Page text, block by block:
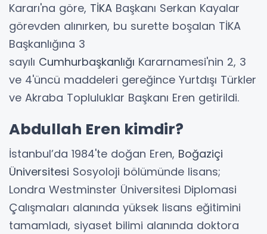
Kararı'na göre, TİKA Başkanı Serkan Kayalar
görevden alınırken, bu surette boşalan TİKA
Başkanlığına 3
sayılı Cumhurbaşkanlığı Kararnamesi'nin 2, 3
ve 4'üncü maddeleri gereğince Yurtdışı Türkler
ve Akraba Topluluklar Başkanı Eren getirildi.
Abdullah Eren kimdir?
İstanbul’da 1984'te doğan Eren, Boğaziçi
Üniversitesi Sosyoloji bölümünde lisans;
Londra Westminster Üniversitesi Diplomasi
Çalışmaları alanında yüksek lisans eğitimini
tamamladı, siyaset bilimi alanında doktora